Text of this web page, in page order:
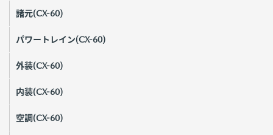
諸元(CX-60)
パワートレイン(CX-60)
外装(CX-60)
内装(CX-60)
空調(CX-60)